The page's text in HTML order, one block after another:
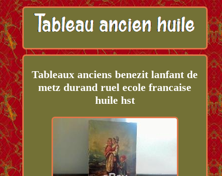
Tableaux anciens benezit lanfant de
metz durand ruel ecole francaise
huile hst